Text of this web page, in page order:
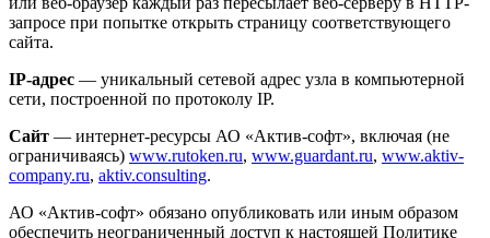
запросе при попытке открыть страницу соответствующего
сайта.
IP-адрес — уникальный сетевой адрес узла в компьютерной
сети, построенной по протоколу IP.
Сайт — интернет-ресурсы АО «Актив-софт», включая (не
ограничиваясь) www.rutoken.ru, www.guardant.ru, www.aktiv-
company.ru, aktiv.consulting.
АО «Актив-софт» обязано опубликовать или иным образом
обеспечить неограниченный доступ к настоящей Политике